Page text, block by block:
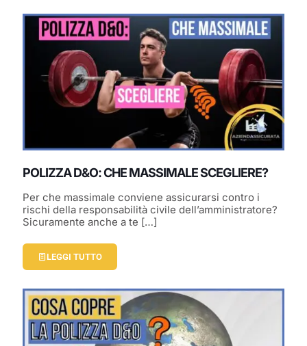
POLIZZA D&O: CHE MASSIMALE SCEGLIERE?
Per che massimale conviene assicurarsi contro i
rischi della responsabilità civile dell’amministratore?
Sicuramente anche a te […]
LEGGI TUTTO